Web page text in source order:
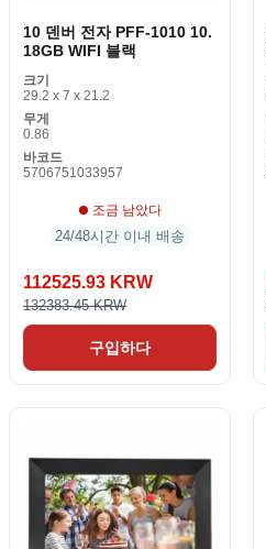
10 덴버 전자 PFF-1010 10.
18GB WIFI 블랙
크기
29.2 x 7 x 21.2
무게
0.86
바코드
5706751033957
조금 남았다
24/48시간 이내 배송
112525.93 KRW
132383.45 KRW
구입하다